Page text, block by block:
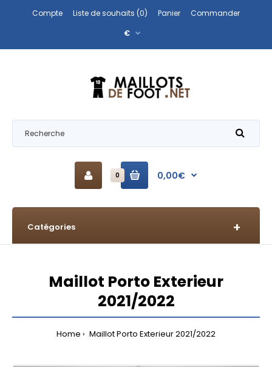
Compte Liste de souhaits (0) Panier
Commander
€
0 0,00€
Catégories
Maillot Porto Exterieur
2021/2022
Home Maillot Porto Exterieur 2021/2022